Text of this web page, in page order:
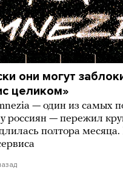
они могут
целиком»
— один из самых
россиян — пережил
длилась полтора